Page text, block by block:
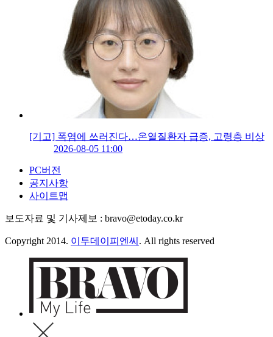
[기고] 폭염에 쓰러진다…온열질환자 급증, 고령층 비상
2026-08-05 11:00
PC버전
공지사항
사이트맵
보도자료 및 기사제보 : bravo@etoday.co.kr
Copyright 2014. 이투데이피엔씨 . All rights reserved